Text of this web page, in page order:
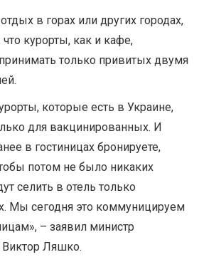
в горах или других городах,
курорты, как и кафе,
только привитых двумя
которые есть в Украине,
для вакцинированных. И
в гостиницах бронируете,
потом не было никаких
селить в отель только
Мы сегодня это коммуницируем
– заявил министр
Виктор Ляшко.